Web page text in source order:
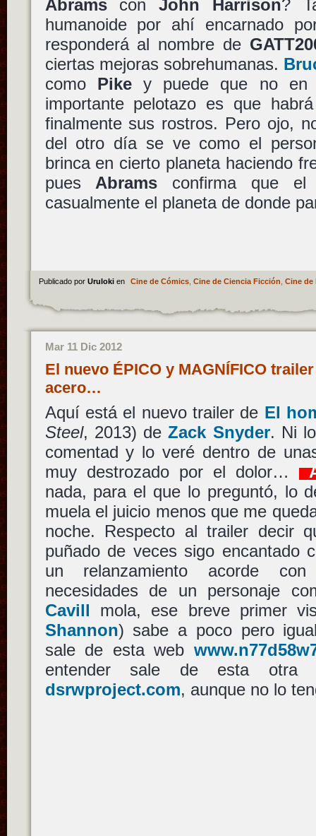
AbramsconJohn Harrison?
humanoide por ahí encarnado
responderá al nombre de
ciertas mejoras sobrehumanas.
como Pikey puede que no en
importante pelotazo es que
finalmente sus rostros. Pero ojo,
del otro día se ve como el
brinca en cierto planeta haciendo
pues Abrams confirma que
casualmente el planeta de donde
Publicado por Uruloki en Cine de Cómics, Cine de Ciencia Ficción Cine de
Mar 11 Dic 2012
El nuevo ÉPICO y MAGNÍFICO
acero…
Aquí está el nuevo trailer de El
Steel, 2013) deZack Snyder. Ni
comentad y lo veré dentro de
muy destrozado por el dolor…
nada, para el que lo preguntó, lo
muela el juicio menos que me
noche. Respecto al trailer decir
puñado de veces sigo encantado
un relanzamiento acorde
necesidades de un personaje
Cavill mola, ese breve primer
Shannon) sabe a poco pero
sale de esta web
entender sale de esta
dsrwproject.com, aunque no lo